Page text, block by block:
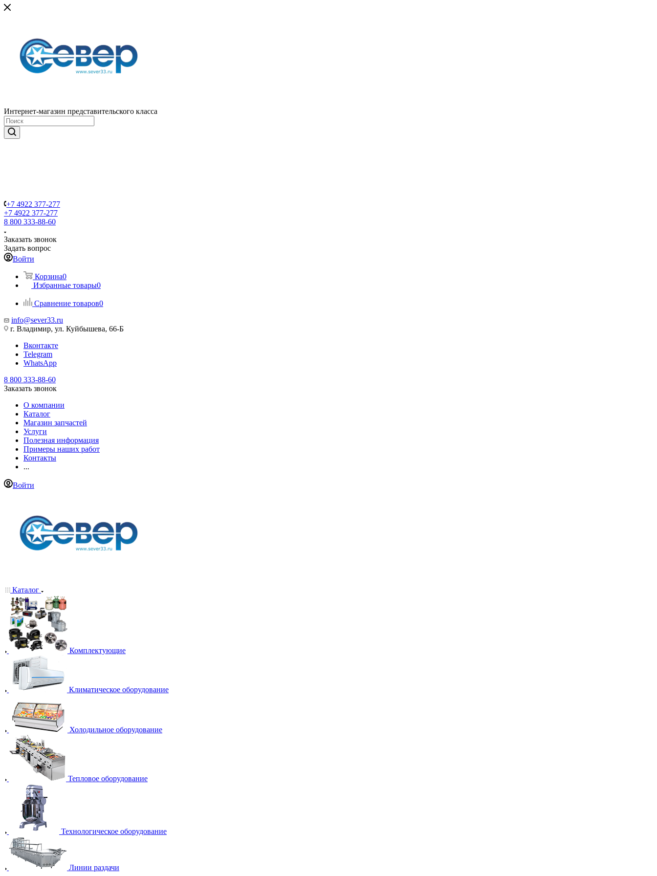
Интернет-магазин представительского класса
+7 4922 377-277
+7 4922 377-277
8 800 333-88-60
Заказать звонок
Задать вопрос
Войти
Корзина0
Избранные товары0
Сравнение товаров0
info@sever33.ru
г. Владимир, ул. Куйбышева, 66-Б
Вконтакте
Telegram
WhatsApp
8 800 333-88-60
Заказать звонок
О компании
Каталог
Магазин запчастей
Услуги
Полезная информация
Примеры наших работ
Контакты
...
Войти
Каталог
Комплектующие
Климатическое оборудование
Холодильное оборудование
Тепловое оборудование
Технологическое оборудование
Линии раздачи